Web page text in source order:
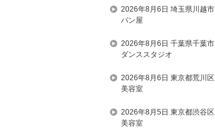
2026年8月6日 埼玉県川越市
パン屋
2026年8月6日 千葉県千葉市
ダンススタジオ
2026年8月6日 東京都荒川区
美容室
2026年8月5日 東京都渋谷区
美容室